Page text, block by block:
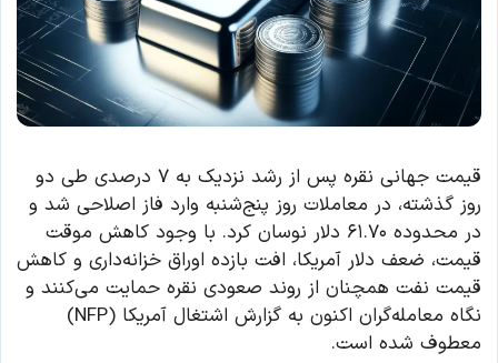
قیمت جهانی نقره پس از رشد نزدیک به ۷ درصدی طی دو
روز گذشته، در معاملات روز پنج‌شنبه وارد فاز اصلاحی شد و
در محدوده ۶۱.۷۰ دلار نوسان کرد. با وجود کاهش موقت
قیمت، ضعف دلار آمریکا، افت بازده اوراق خزانه‌داری و کاهش
قیمت نفت همچنان از روند صعودی نقره حمایت می‌کنند و
نگاه معامله‌گران اکنون به گزارش اشتغال آمریکا (NFP)
معطوف شده است.